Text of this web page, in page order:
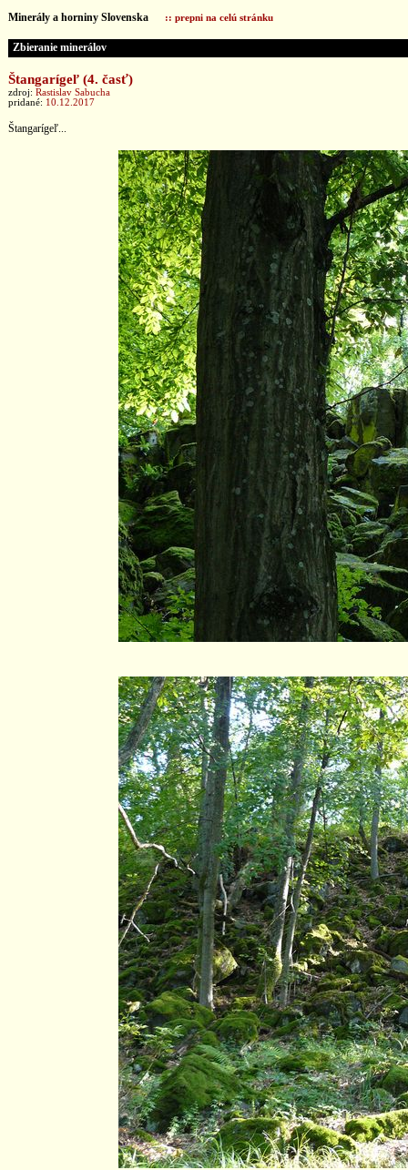
Minerály a horniny Slovenska :: prepni na celú stránku
Zbieranie minerálov
Štangarígeľ (4. časť)
zdroj: Rastislav Sabucha
pridané: 10.12.2017
Štangarígeľ...